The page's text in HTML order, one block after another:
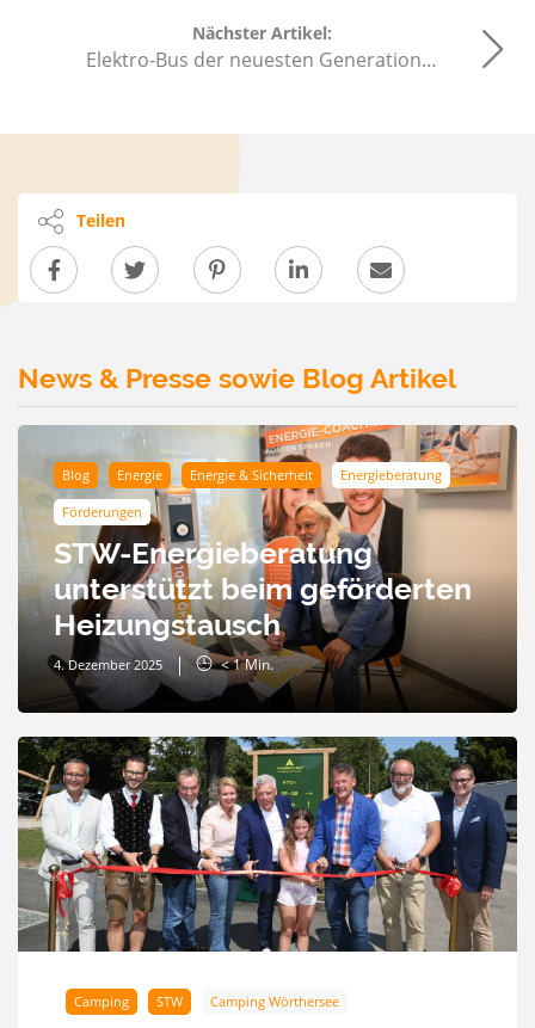
Nächster Artikel:
Elektro-Bus der neuesten Generation…
Teilen
News & Presse sowie Blog Artikel
Blog Energie Energie & Sicherheit Energieberatung
Förderungen
STW-Energieberatung
unterstützt beim geförderten
Heizungstausch
4. Dezember 2025 < 1Min.
Camping STW Camping Wörthersee